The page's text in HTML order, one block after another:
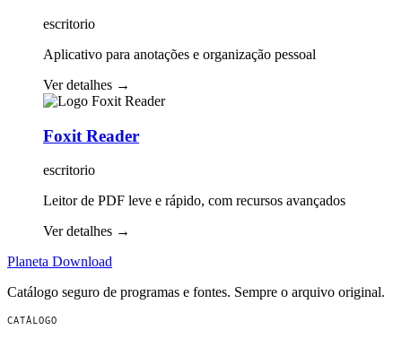
escritorio
Aplicativo para anotações e organização pessoal
Ver detalhes →
Foxit Reader
escritorio
Leitor de PDF leve e rápido, com recursos avançados
Ver detalhes →
Planeta Download
Catálogo seguro de programas e fontes. Sempre o arquivo original.
CATÁLOGO